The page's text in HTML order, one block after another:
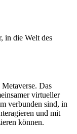
in die Welt des
Das
virtueller
verbunden sind, in
und mit
können.